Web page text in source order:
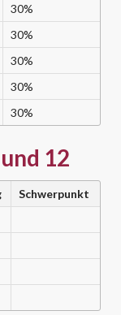
30%
30%
30%
30%
30%
12
Schwerpunkt